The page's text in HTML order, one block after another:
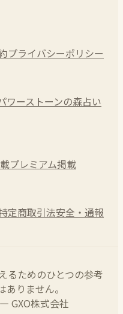
プライバシーポリシー
ワーストーンの森占い
プレミアム掲載
定商取引法安全・通報
るためのひとつの参考
りません。
GXO株式会社